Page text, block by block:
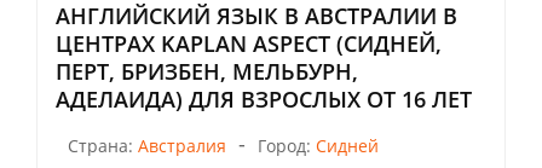
АНГЛИЙСКИЙ ЯЗЫК В АВСТРАЛИИ В
ЦЕНТРАХ KAPLAN ASPECT (СИДНЕЙ,
ПЕРТ, БРИЗБЕН, МЕЛЬБУРН,
АДЕЛАИДА) ДЛЯ ВЗРОСЛЫХ ОТ 16 ЛЕТ
Страна: Австралия - Город: Сидней